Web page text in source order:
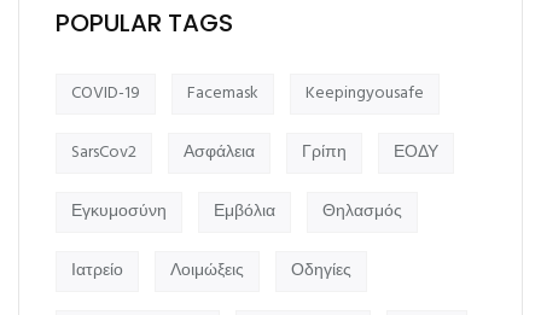
POPULAR TAGS
COVID-19 Facemask Keepingyousafe
SarsCov2 Ασφάλεια Γρίπη ΕΟΔΥ
Εγκυμοσύνη Εμβόλια Θηλασμός
Ιατρείο Λοιμώξεις Οδηγίες